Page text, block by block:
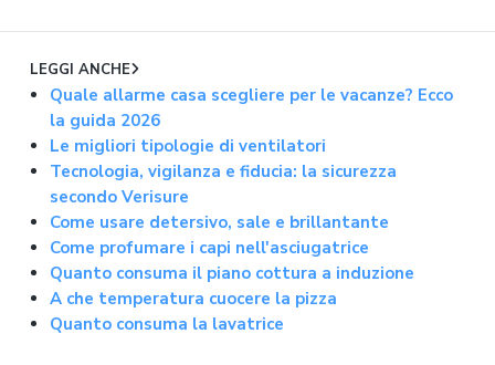
LEGGI ANCHE
Quale allarme casa scegliere per le vacanze? Ecco
la guida 2026
Le migliori tipologie di ventilatori
Tecnologia, vigilanza e fiducia: la sicurezza
secondo Verisure
Come usare detersivo, sale e brillantante
Come profumare i capi nell'asciugatrice
Quanto consuma il piano cottura a induzione
A che temperatura cuocere la pizza
Quanto consuma la lavatrice